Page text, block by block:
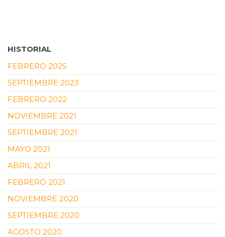
HISTORIAL
FEBRERO 2025
SEPTIEMBRE 2023
FEBRERO 2022
NOVIEMBRE 2021
SEPTIEMBRE 2021
MAYO 2021
ABRIL 2021
FEBRERO 2021
NOVIEMBRE 2020
SEPTIEMBRE 2020
AGOSTO 2020